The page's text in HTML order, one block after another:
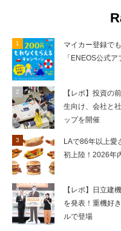
マイカー登録で
「ENEOS公式
【レポ】投資の
生向け、会社と
ップを開催
LAで86年以上愛
初上陸！2026年
【レポ】日立建
を発表！重機好
ルで登場